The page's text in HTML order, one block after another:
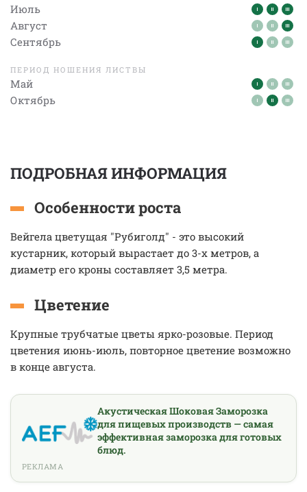
Июль
Август
Сентябрь
ПЕРИОД НОШЕНИЯ ЛИСТВЫ
Май
Октябрь
ПОДРОБНАЯ ИНФОРМАЦИЯ
Особенности роста
Вейгела цветущая "Рубиголд" - это высокий
кустарник, который вырастает до 3-х метров, а
диаметр его кроны составляет 3,5 метра.
Цветение
Крупные трубчатые цветы ярко-розовые. Период
цветения июнь-июль, повторное цветение возможно
в конце августа.
Акустическая Шоковая Заморозка
для пищевых производств — самая
эффективная заморозка для готовых
блюд.
РЕКЛАМА